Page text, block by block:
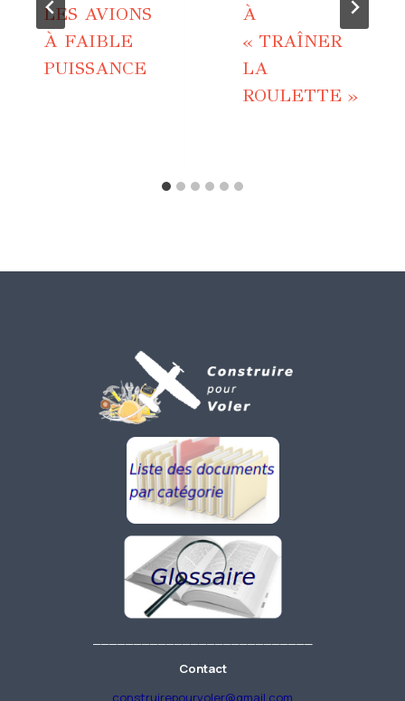
LES AVIONS
À FAIBLE
PUISSANCE
À
« TRAÎNER
LA
ROULETTE »
Contact
construirepourvoler@gmail.com